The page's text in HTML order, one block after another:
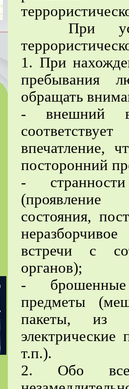
При
1. При
пребывания
обращать
- внешний
впечатление,
посторонний
-
состояния,
встречи с
органов);
- брошенные
предметы
пакеты, из
электрические
т.п.).
2. Обо всех